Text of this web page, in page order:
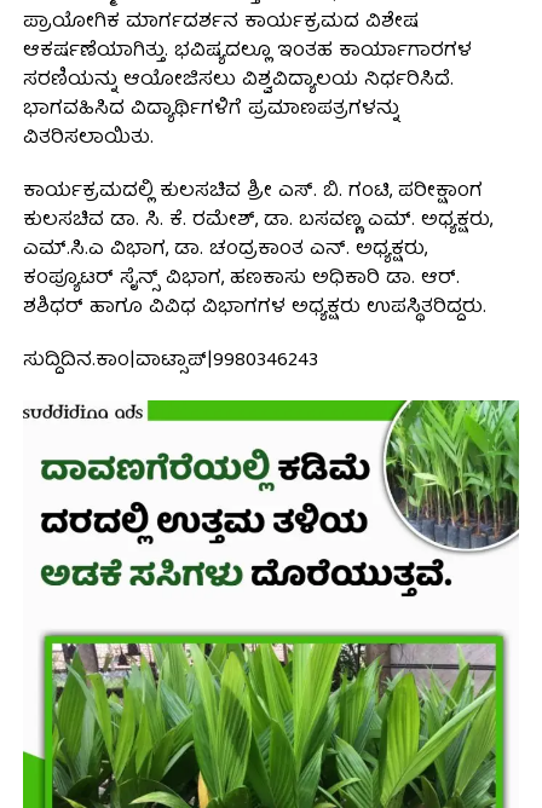
ಪ್ರಾಯೋಗಿಕ ಮಾರ್ಗದರ್ಶನ ಕಾರ್ಯಕ್ರಮದ ವಿಶೇಷ
ಆಕರ್ಷಣೆಯಾಗಿತ್ತು. ಭವಿಷ್ಯದಲ್ಲೂ ಇಂತಹ ಕಾರ್ಯಾಗಾರಗಳ
ಸರಣಿಯನ್ನು ಆಯೋಜಿಸಲು ವಿಶ್ವವಿದ್ಯಾಲಯ ನಿರ್ಧರಿಸಿದೆ.
ಭಾಗವಹಿಸಿದ ವಿದ್ಯಾರ್ಥಿಗಳಿಗೆ ಪ್ರಮಾಣಪತ್ರಗಳನ್ನು
ವಿತರಿಸಲಾಯಿತು.
ಕಾರ್ಯಕ್ರಮದಲ್ಲಿ ಕುಲಸಚಿವ ಶ್ರೀ ಎಸ್. ಬಿ. ಗಂಟಿ, ಪರೀಕ್ಷಾಂಗ
ಕುಲಸಚಿವ ಡಾ. ಸಿ. ಕೆ. ರಮೇಶ್, ಡಾ. ಬಸವಣ್ಣ ಎಮ್. ಅಧ್ಯಕ್ಷರು,
ಎಮ್.ಸಿ.ಎ ವಿಭಾಗ, ಡಾ. ಚಂದ್ರಕಾಂತ ಎನ್. ಅಧ್ಯಕ್ಷರು,
ಕಂಪ್ಯೂಟರ್ ಸೈನ್ಸ್ ವಿಭಾಗ, ಹಣಕಾಸು ಅಧಿಕಾರಿ ಡಾ. ಆರ್.
ಶಶಿಧರ್ ಹಾಗೂ ವಿವಿಧ ವಿಭಾಗಗಳ ಅಧ್ಯಕ್ಷರು ಉಪಸ್ಥಿತರಿದ್ದರು.
ಸುದ್ದಿದಿನ.ಕಾಂ|ವಾಟ್ಸಾಪ್|9980346243